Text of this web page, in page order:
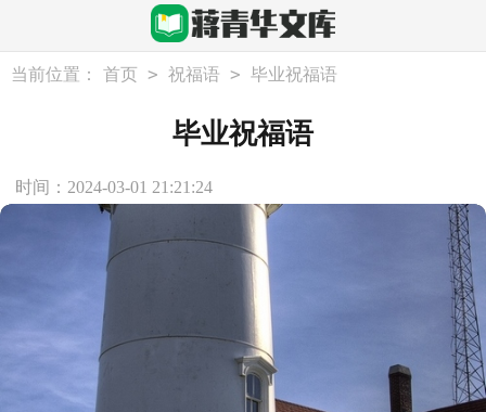
当前位置： 首页 > 祝福语 > 毕业祝福语
毕业祝福语
时间：2024-03-01 21:21:24